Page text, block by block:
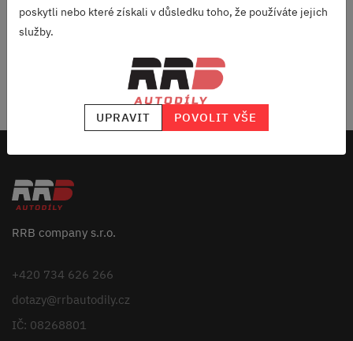
ODEBÍRAT
zpracováním osobních údajů
RRB company s.r.o.
+420 734 626 266
dotazy@rrbautodily.cz
IČ: 08268801
poskytli nebo které získali v důsledku toho, že používáte jejich
služby.
UPRAVIT POVOLIT VŠE